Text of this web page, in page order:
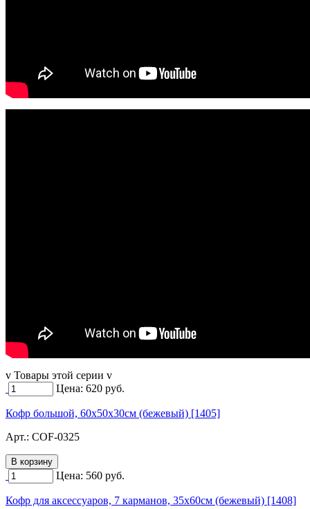
v Товары этой серии v
Цена: 620 руб.
Кофр большой, 60х50х30см (бежевый) [1405]
Арт.: COF-0325
Цена: 560 руб.
Кофр для аксессуаров, 7 карманов, 35х60см (бежевый) [1408]